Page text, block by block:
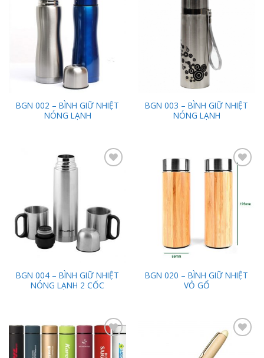
Add to
BGN 002 – BÌNH GIỮ NHIỆT
NÓNG LẠNH
BGN 003 – BÌNH GIỮ NHIỆT
NÓNG LẠNH
BGN 004 – BÌNH GIỮ NHIỆT
NÓNG LẠNH 2 CỐC
Add to
Wishlist
BGN 020 – BÌNH GIỮ NHIỆT
VỎ GỔ
Add to
Wishlist